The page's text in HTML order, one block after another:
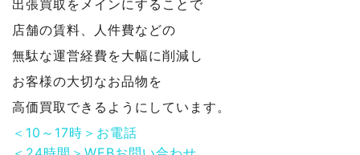
出張買取をメインにすることで
店舗の賃料、人件費などの
無駄な運営経費を大幅に削減し
お客様の大切なお品物を
高価買取できるようにしています。
＜10～17時＞お電話